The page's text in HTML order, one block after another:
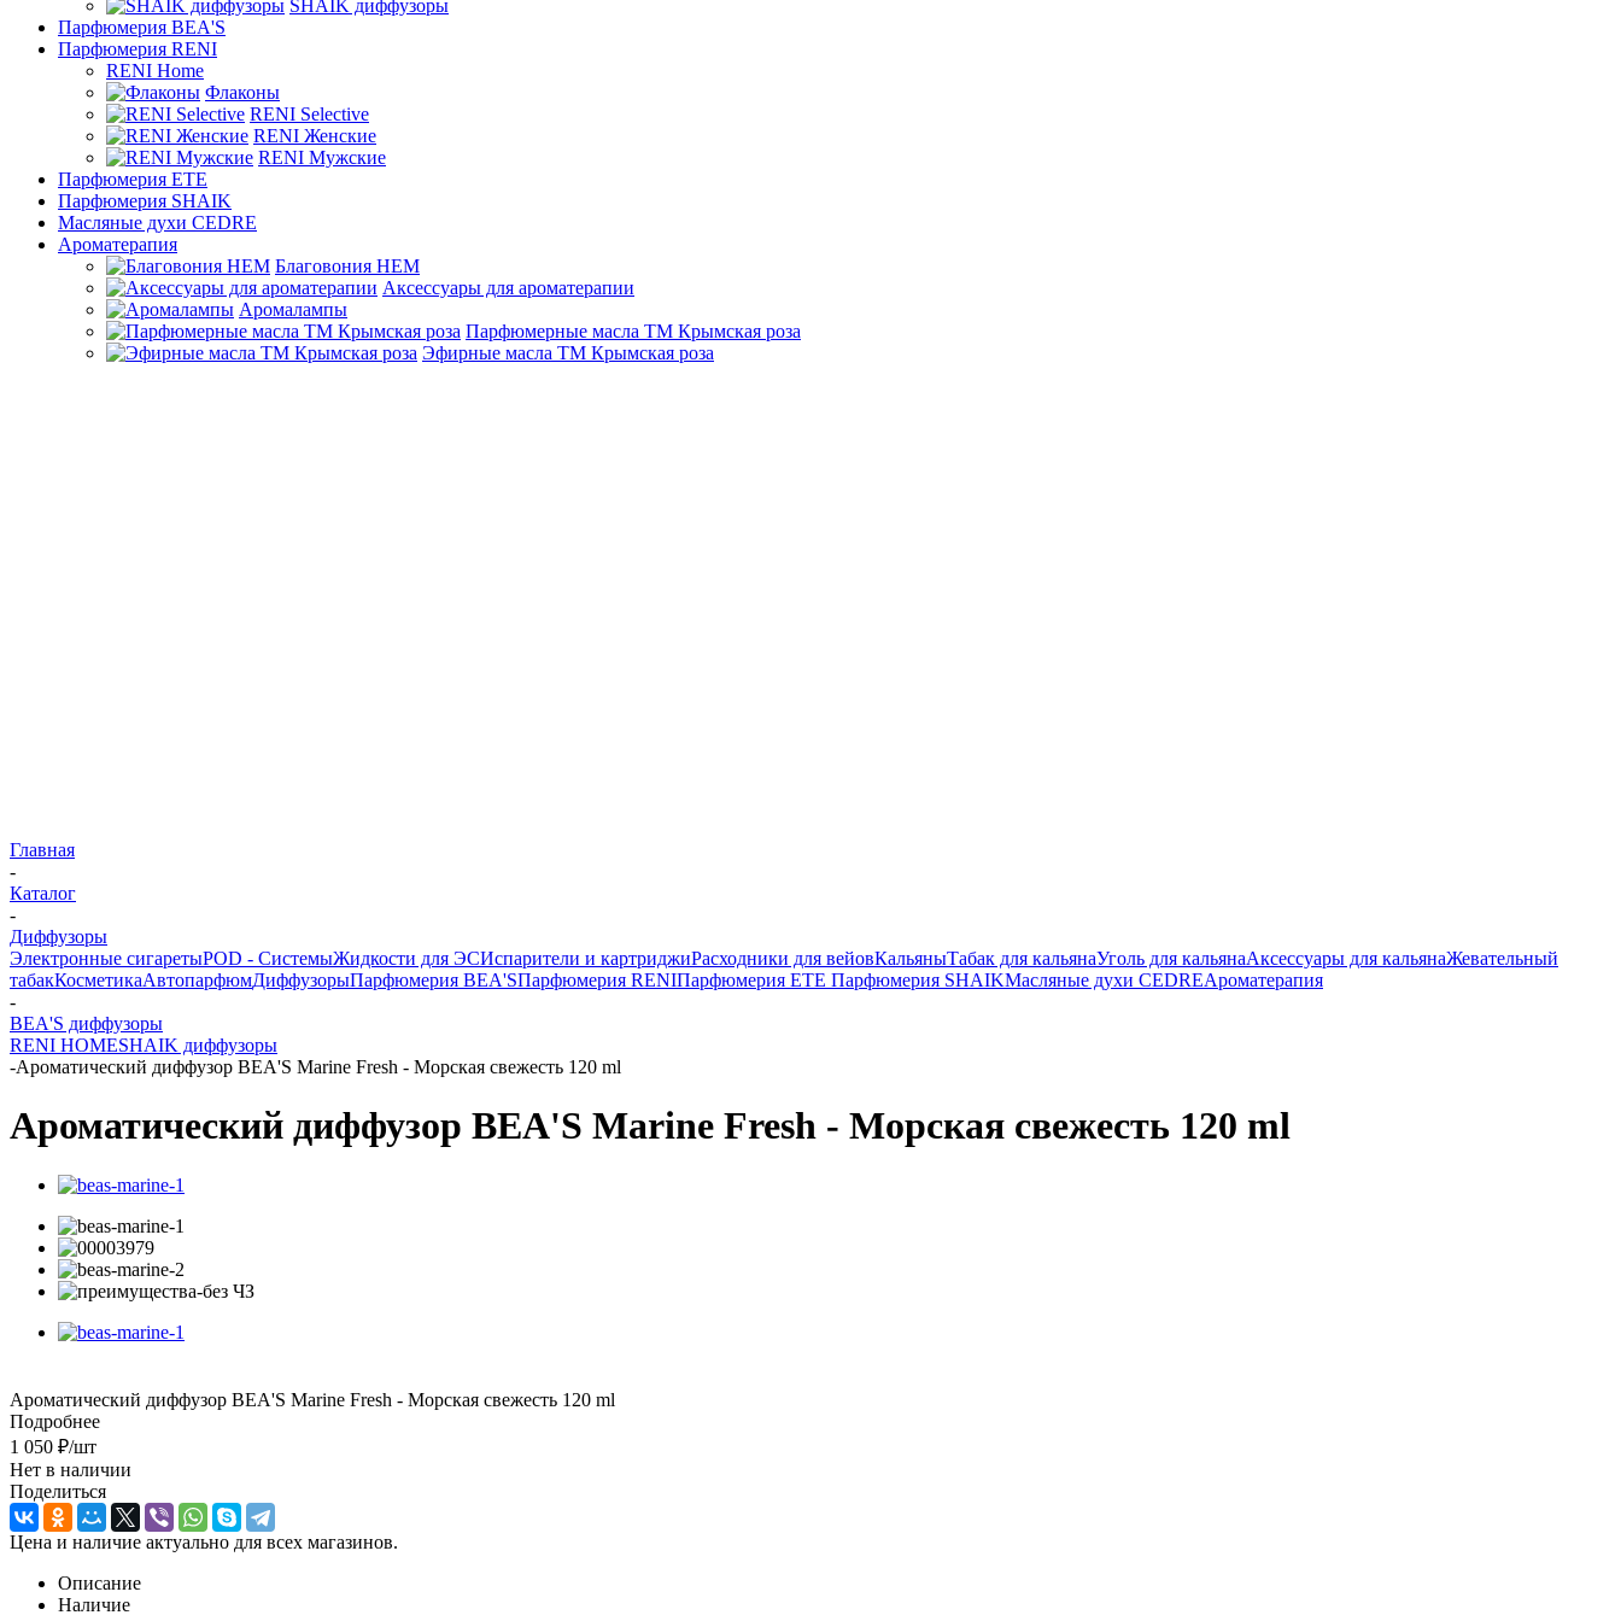
SHAIK диффузоры
Парфюмерия BEA'S
Парфюмерия RENI
RENI Home
Флаконы
RENI Selective
RENI Женские
RENI Мужские
Парфюмерия ETE
Парфюмерия SHAIK
Масляные духи CEDRE
Ароматерапия
Благовония HEM
Аксессуары для ароматерапии
Аромалампы
Парфюмерные масла ТМ Крымская роза
Эфирные масла ТМ Крымская роза
Главная
-
Каталог
-
Диффузоры
Электронные сигаретыPOD - СистемыЖидкости для ЭСИспарители и картриджиРасходники для вейовКальяныТабак для кальянаУголь для кальянаАксессуары для кальянаЖевательный
табакКосметикаАвтопарфюмДиффузорыПарфюмерия BEA'SПарфюмерия RENIПарфюмерия ETE Парфюмерия SHAIKМасляные духи CEDREАроматерапия
-
BEA'S диффузоры
RENI HOMESHAIK диффузоры
-Ароматический диффузор BEA'S Marine Fresh - Морская свежесть 120 ml
Ароматический диффузор BEA'S Marine Fresh - Морская свежесть 120 ml
Ароматический диффузор BEA'S Marine Fresh - Морская свежесть 120 ml
Подробнее
1 050 ₽/шт
Нет в наличии
Поделиться
Цена и наличие актуально для всех магазинов.
Описание
Наличие